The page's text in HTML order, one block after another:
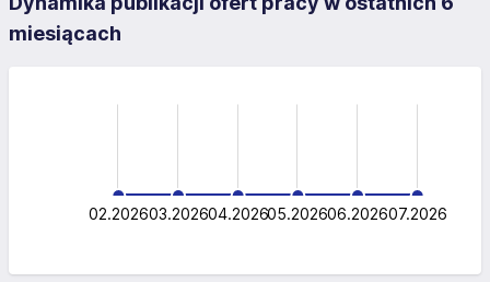
miesiącach
L
02.202603.202604.202605.202606.202607.2026